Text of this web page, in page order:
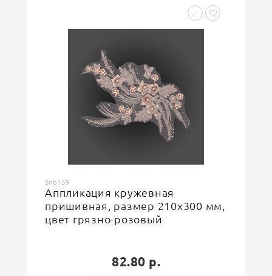
Sn6159
Аппликация кружевная
пришивная, размер 210х300 мм,
цвет грязно-розовый
82.80 р.